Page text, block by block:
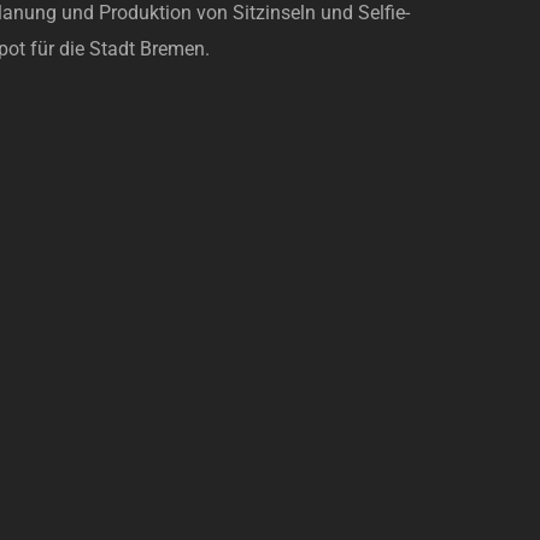
und Produktion von Sitzinseln und Selfie-
für die Stadt Bremen.